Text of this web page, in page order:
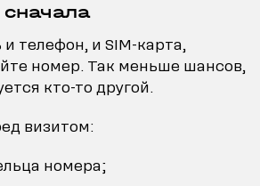
телефон, и SIM-карта,
номер. Так меньше шансов,
кто-то другой.
визитом:
номера;